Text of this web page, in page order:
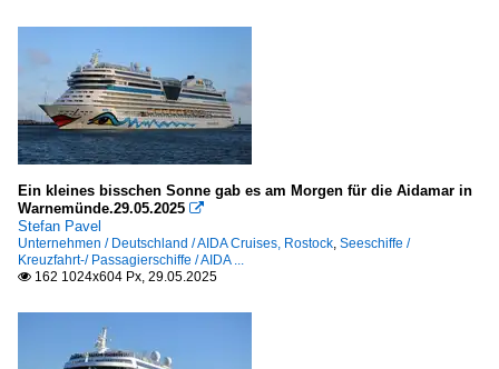
Ein kleines bisschen Sonne gab es am Morgen für die Aidamar in
Warnemünde.29.05.2025 
Stefan Pavel
Unternehmen / Deutschland / AIDA Cruises, Rostock, Seeschiffe /
Kreuzfahrt-/ Passagierschiffe / AIDA ...
 162 1024x604 Px, 29.05.2025